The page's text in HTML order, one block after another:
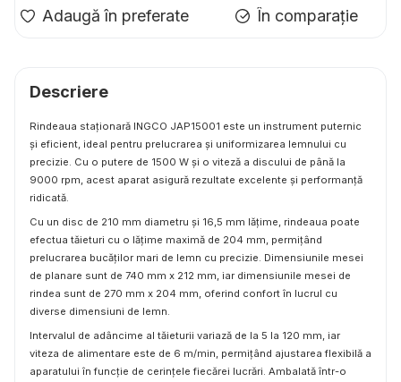
Adaugă în preferate În comparație
Descriere
Rindeaua staționară INGCO JAP15001 este un instrument puternic
și eficient, ideal pentru prelucrarea și uniformizarea lemnului cu
precizie. Cu o putere de 1500 W și o viteză a discului de până la
9000 rpm, acest aparat asigură rezultate excelente și performanță
ridicată.
Cu un disc de 210 mm diametru și 16,5 mm lățime, rindeaua poate
efectua tăieturi cu o lățime maximă de 204 mm, permițând
prelucrarea bucăților mari de lemn cu precizie. Dimensiunile mesei
de planare sunt de 740 mm x 212 mm, iar dimensiunile mesei de
rindea sunt de 270 mm x 204 mm, oferind confort în lucrul cu
diverse dimensiuni de lemn.
Intervalul de adâncime al tăieturii variază de la 5 la 120 mm, iar
viteza de alimentare este de 6 m/min, permițând ajustarea flexibilă a
aparatului în funcție de cerințele fiecărei lucrări. Ambalată într-o